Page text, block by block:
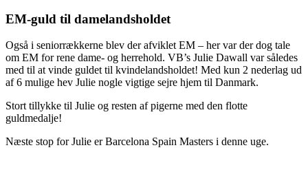
EM-guld til damelandsholdet
Også i seniorrækkerne blev der afviklet EM – her var der dog tale
om EM for rene dame- og herrehold. VB’s Julie Dawall var således
med til at vinde guldet til kvindelandsholdet! Med kun 2 nederlag ud
af 6 mulige hev Julie nogle vigtige sejre hjem til Danmark.
Stort tillykke til Julie og resten af pigerne med den flotte
guldmedalje!
Næste stop for Julie er Barcelona Spain Masters i denne uge.